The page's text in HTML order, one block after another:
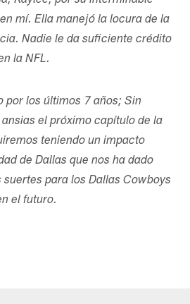
mí. Ella manejó la locura de la
Nadie le da suficiente crédito
la NFL.
por los últimos 7 años; Sin
el próximo capítulo de la
teniendo un impacto
de Dallas que nos ha dado
para los Dallas Cowboys
el futuro.